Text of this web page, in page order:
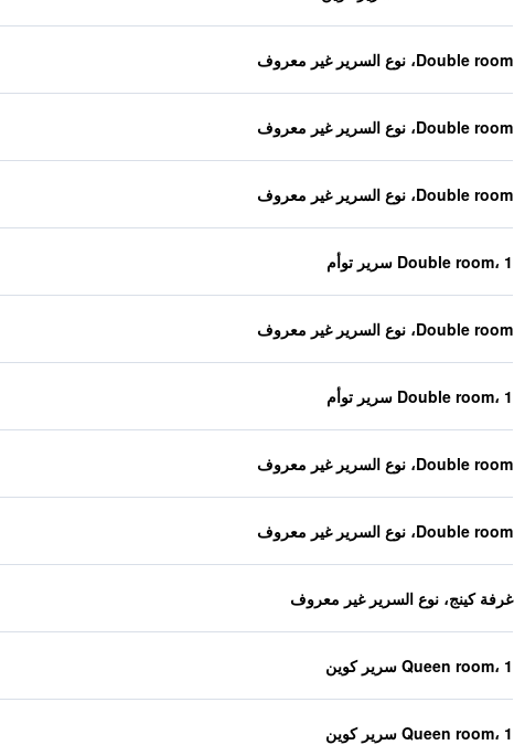
Double room، نوع السرير غير معروف
Double room، نوع السرير غير معروف
Double room، نوع السرير غير معروف
Double room، 1 سرير توأم
Double room، نوع السرير غير معروف
Double room، 1 سرير توأم
Double room، نوع السرير غير معروف
Double room، نوع السرير غير معروف
غرفة كينج، نوع السرير غير معروف
Queen room، 1 سرير كوين
Queen room، 1 سرير كوين